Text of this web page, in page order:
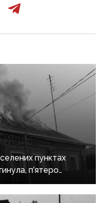
пунктах
п’ятеро